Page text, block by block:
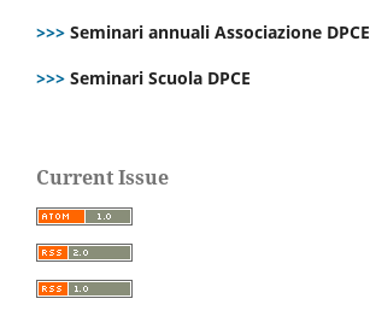
>>> Seminari annuali Associazione DPCE
>>> Seminari Scuola DPCE
Current Issue